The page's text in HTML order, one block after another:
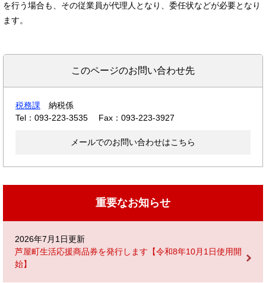
を行う場合も、その従業員が代理人となり、委任状などが必要となり
ます。
このページのお問い合わせ先
税務課
納税係
Tel：093-223-3535
Fax：093-223-3927
メールでのお問い合わせはこちら
重要なお知らせ
2026年7月1日更新
芦屋町生活応援商品券を発行します【令和8年10月1日使用開
始】